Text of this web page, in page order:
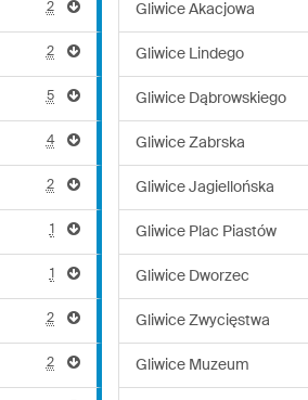
2
2
5
4
2
1
1
2
2
Gliwice Akacjowa
Gliwice Lindego
Gliwice Dąbrowskiego
Gliwice Zabrska
Gliwice Jagiellońska
Gliwice Plac Piastów
Gliwice Dworzec
Gliwice Zwycięstwa
Gliwice Muzeum